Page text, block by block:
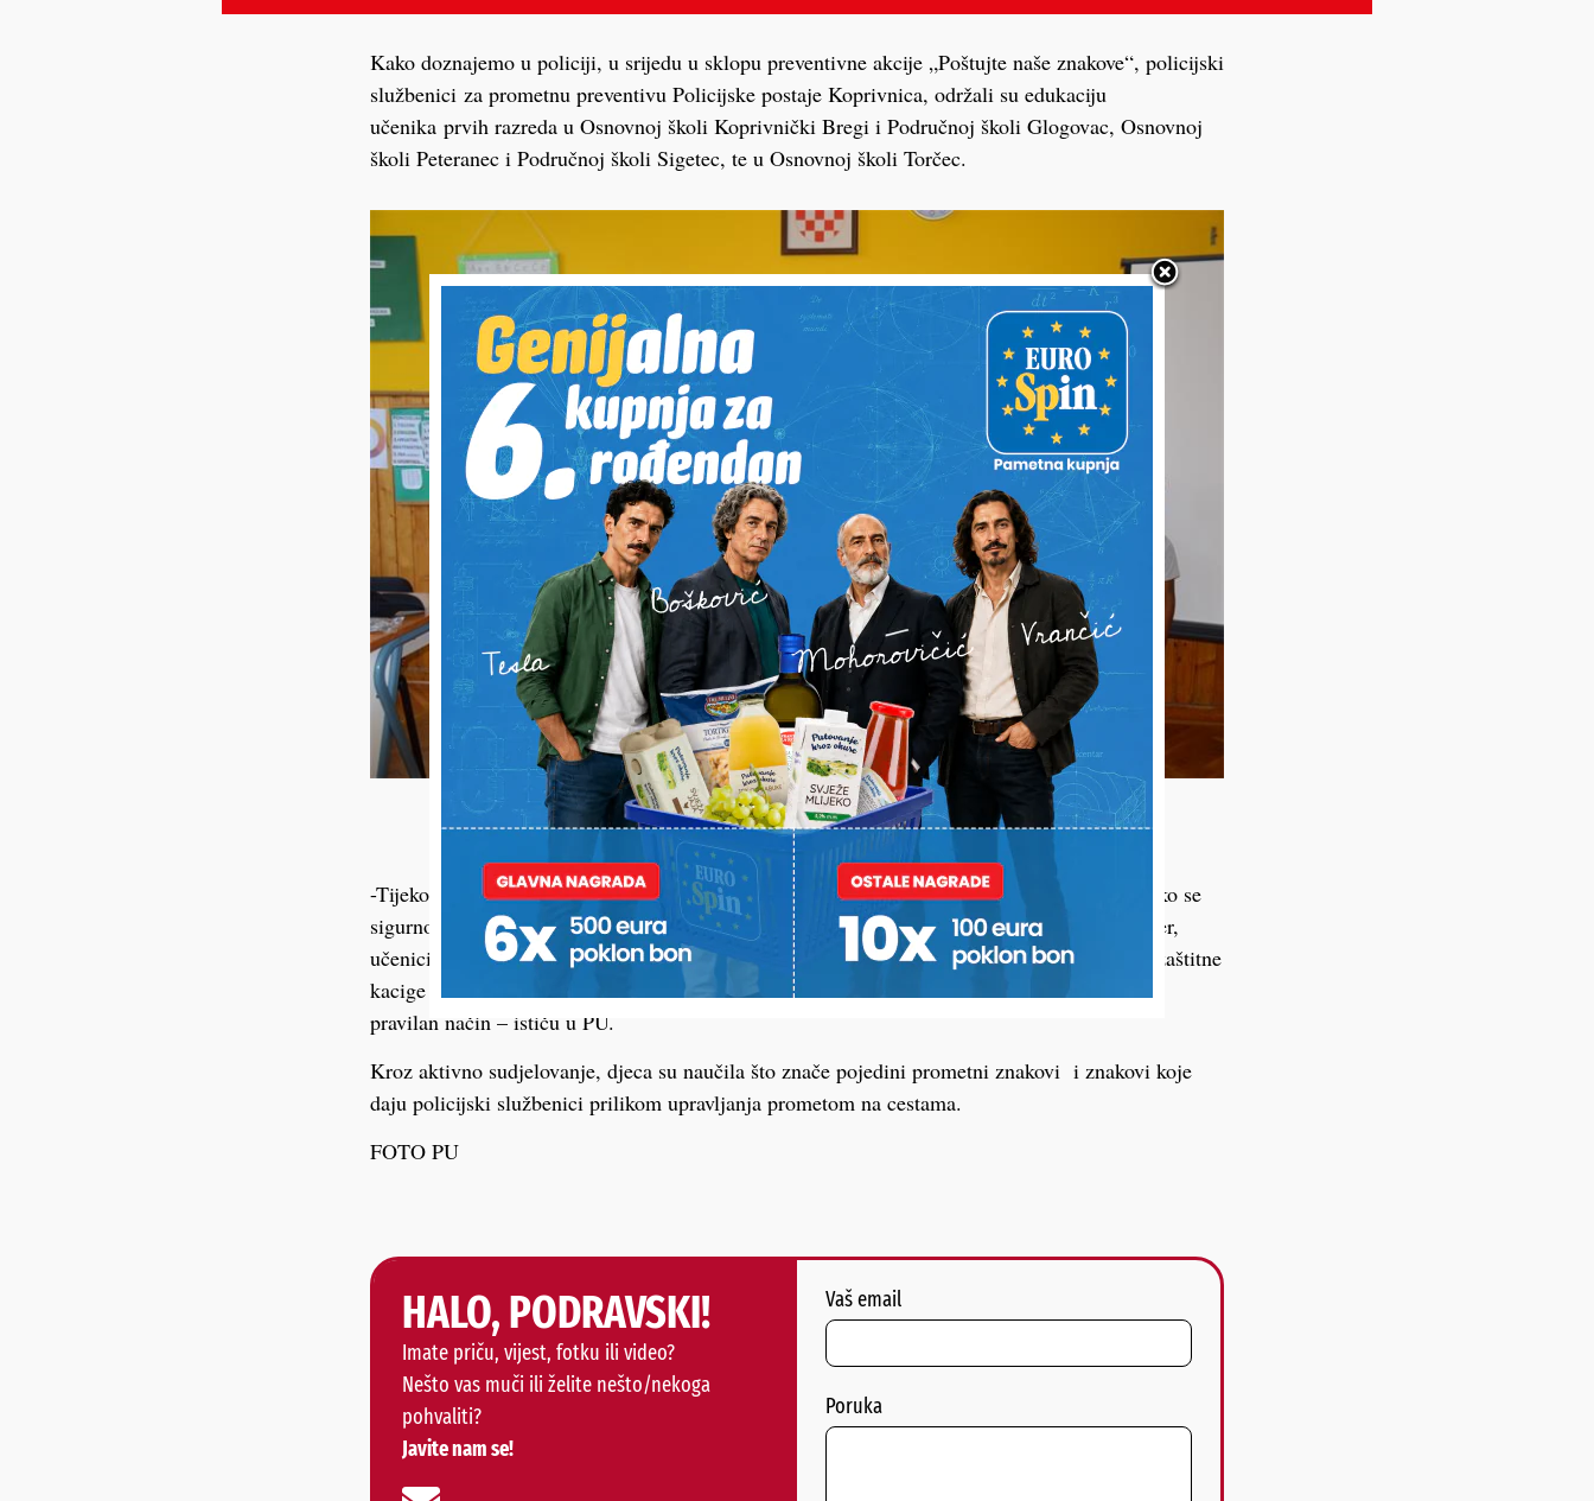
Kako doznajemo u policiji, u srijedu u sklopu preventivne akcije „Poštujte naše znakove“, policijski
službenici za prometnu preventivu Policijske postaje Koprivnica, održali su edukaciju
učenika prvih razreda u Osnovnoj školi Koprivnički Bregi i Područnoj školi Glogovac, Osnovnoj
školi Peteranec i Područnoj školi Sigetec, te u Osnovnoj školi Torčec.
-Tijekom edukacije učenici su upoznati s pojmom prometa i opasnostima koje im prijete, kako se
sigurno kretati u svojstvu pješaka te da moraju koristiti obilježene pješačke prijelaze. Također,
učenici su upoznati sa sigurnom vožnjom tehnički ispravnim biciklom, obvezom korištenja zaštitne
kacige te da se prilikom vožnje u motornim vozilima moraju vezati sigurnosnim pojasom na
pravilan način – ističu u PU.
Kroz aktivno sudjelovanje, djeca su naučila što znače pojedini prometni znakovi i znakovi koje
daju policijski službenici prilikom upravljanja prometom na cestama.
FOTO PU
HALO, PODRAVSKI!
Imate priču, vijest, fotku ili video?
Nešto vas muči ili želite nešto/nekoga
pohvaliti?
Javite nam se!
Vaš email
Poruka